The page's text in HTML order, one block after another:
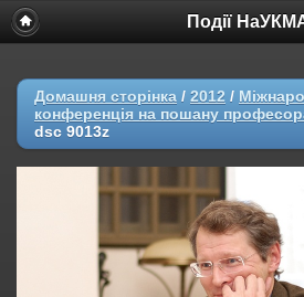
Події
Домашня сторінка / 2012 /
конференція на пошану
dsc 9013z